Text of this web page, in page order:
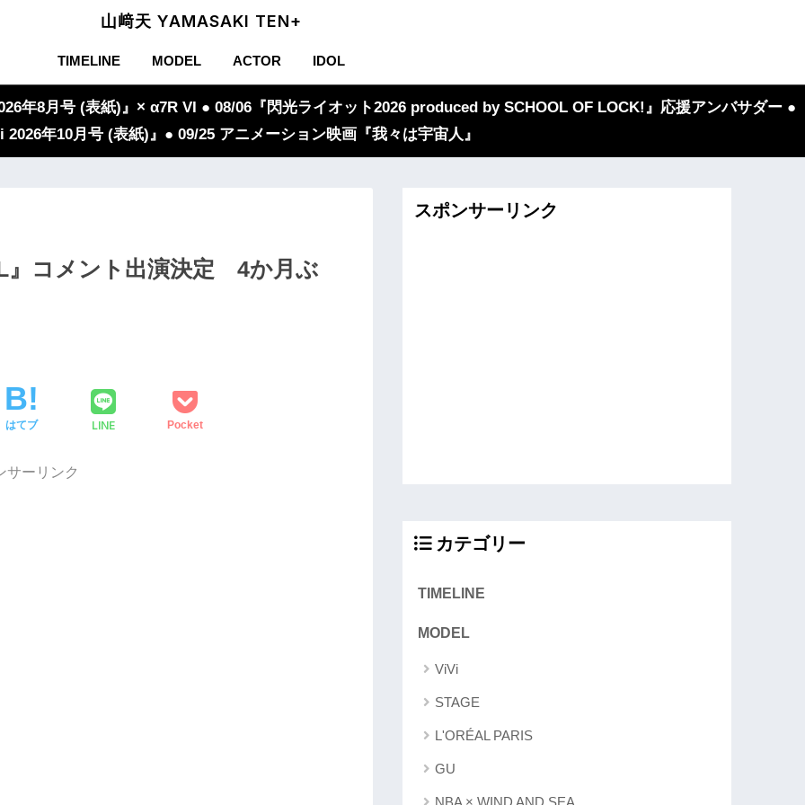
山﨑天 YAMASAKI TEN+
TIMELINE MODEL ACTOR IDOL
年8月号 (表紙)』× α7R VI ● 08/06『閃光ライオット2026 produced by SCHOOL OF LOCK!』応援アンバサダー ●
2026年10月号 (表紙)』● 09/25 アニメーション映画『我々は宇宙人』
』コメント出演決定 4か月ぶ
はてブ LINE Pocket
サーリンク
スポンサーリンク
カテゴリー
TIMELINE
MODEL
ViVi
STAGE
L'ORÉAL PARIS
GU
NBA × WIND AND SEA